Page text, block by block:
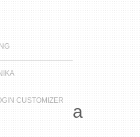
CUSTOMIZER
a